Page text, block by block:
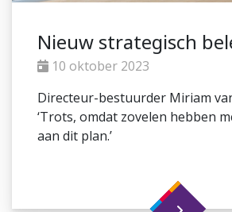
Nieuw strategisch
10 oktober 2023
Directeur-bestuurder Miriam
‘Trots, omdat zovelen hebben
aan dit plan.’